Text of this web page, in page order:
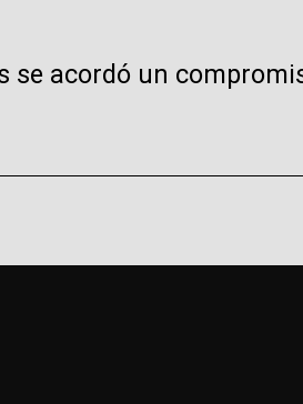
acordó un